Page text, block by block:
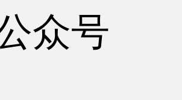
众号